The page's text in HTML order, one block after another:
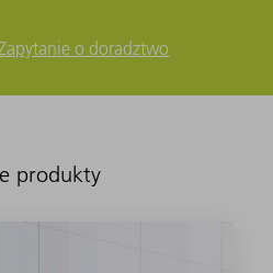
o doradztwo
produkty